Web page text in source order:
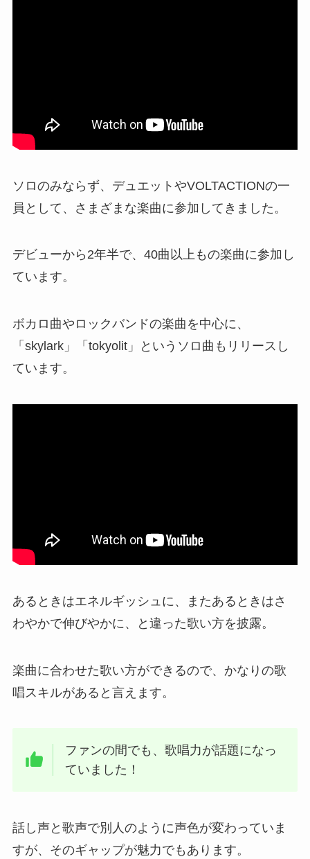
ソロのみならず、デュエットやVOLTACTIONの一
員として、さまざまな楽曲に参加してきました。
デビューから2年半で、40曲以上もの楽曲に参加し
ています。
ボカロ曲やロックバンドの楽曲を中心に、
「skylark」「tokyolit」というソロ曲もリリースし
ています。
あるときはエネルギッシュに、またあるときはさ
わやかで伸びやかに、と違った歌い方を披露。
楽曲に合わせた歌い方ができるので、かなりの歌
唱スキルがあると言えます。
ファンの間でも、歌唱力が話題になっ
ていました！
話し声と歌声で別人のように声色が変わっていま
すが、そのギャップが魅力でもあります。